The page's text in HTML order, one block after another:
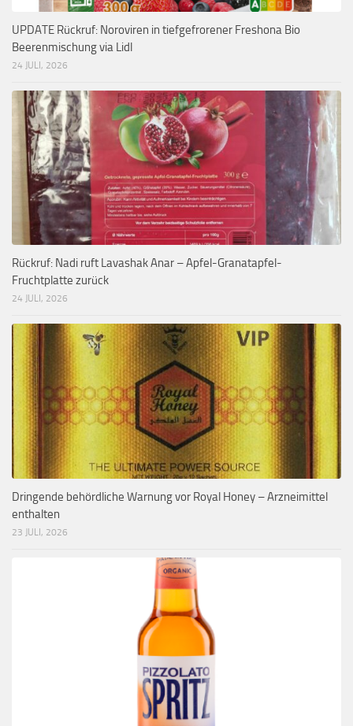
UPDATE Rückruf: Noroviren in tiefgefrorener Freshona Bio
Beerenmischung via Lidl
24 JULI, 2026
Rückruf: Nadi ruft Lavashak Anar – Apfel-Granatapfel-
Fruchtplatte zurück
24 JULI, 2026
Dringende behördliche Warnung vor Royal Honey – Arzneimittel
enthalten
23 JULI, 2026